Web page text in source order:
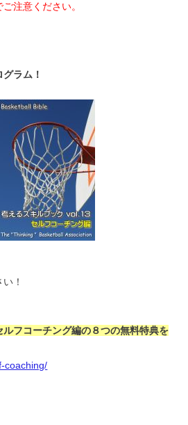
注意ください。
ラム！
！
ルフコーチング編の８つの無料特典を
coaching/